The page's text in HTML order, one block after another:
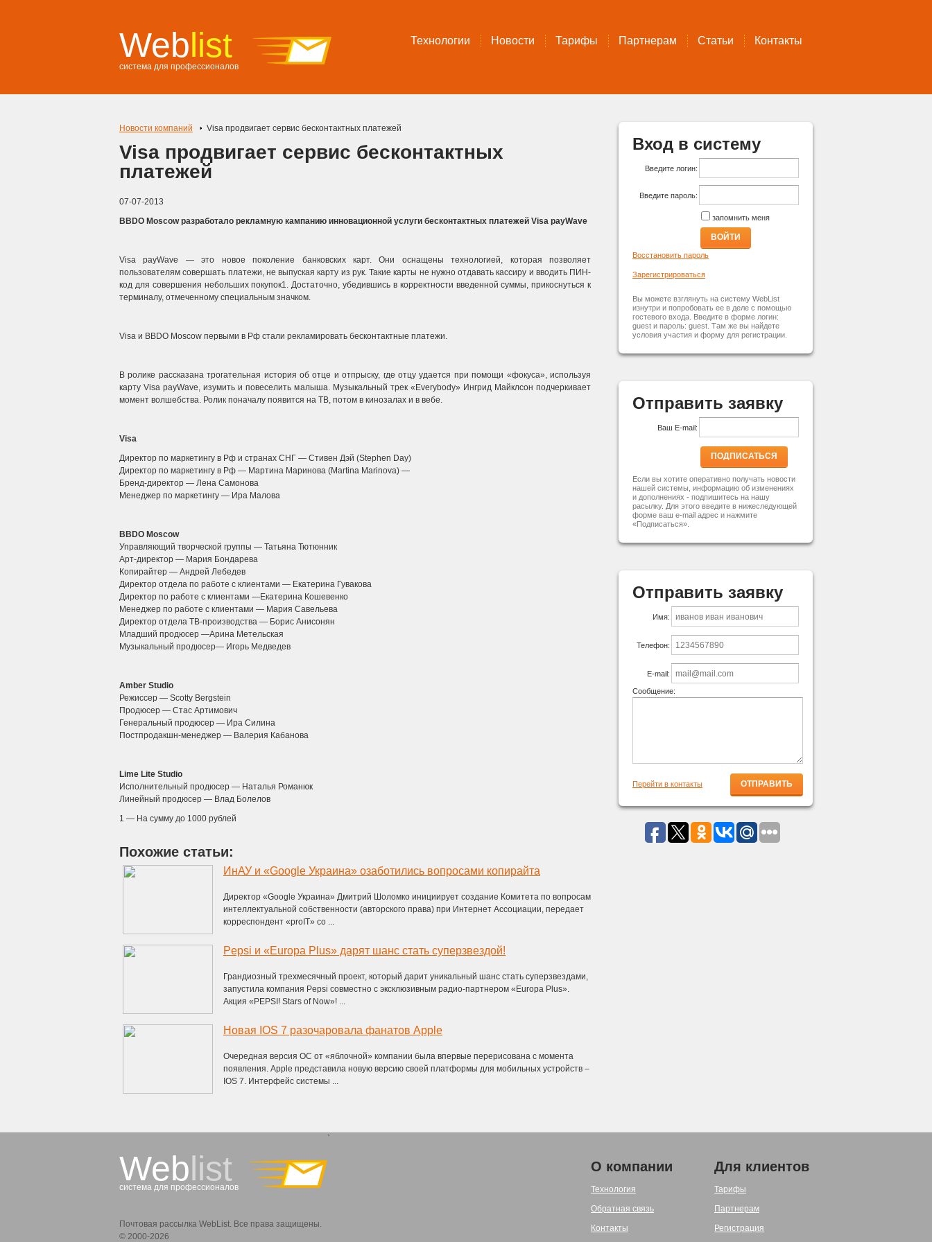
Weblist
система для профессионалов
Технологии Новости Тарифы Партнерам Статьи Контакты
Новости компаний Visa продвигает сервис бесконтактных платежей
Visa продвигает сервис бесконтактных
платежей
07-07-2013
BBDO Moscow разработало рекламную кампанию инновационной услуги бесконтактных платежей Visa payWave
Visa payWave — это новое поколение банковских карт. Они оснащены технологией, которая позволяет
пользователям совершать платежи, не выпуская карту из рук. Такие карты не нужно отдавать кассиру и вводить ПИН-
код для совершения небольших покупок1. Достаточно, убедившись в корректности введенной суммы, прикоснуться к
терминалу, отмеченному специальным значком.
Visa и BBDO Moscow первыми в Рф стали рекламировать бесконтактные платежи.
В ролике рассказана трогательная история об отце и отпрыску, где отцу удается при помощи «фокуса», используя
карту Visa payWave, изумить и повеселить малыша. Музыкальный трек «Everybody» Ингрид Майклсон подчеркивает
момент волшебства. Ролик поначалу появится на ТВ, потом в кинозалах и в вебе.
Visa
Директор по маркетингу в Рф и странах СНГ — Стивен Дэй (Stephen Day)
Директор по маркетингу в Рф — Мартина Маринова (Martina Marinova) —
Бренд-директор — Лена Самонова
Менеджер по маркетингу — Ира Малова
BBDO Moscow
Управляющий творческой группы — Татьяна Тютюнник
Арт-директор — Мария Бондарева
Копирайтер — Андрей Лебедев
Директор отдела по работе с клиентами — Екатерина Гувакова
Директор по работе с клиентами —Екатерина Кошевенко
Менеджер по работе с клиентами — Мария Савельева
Директор отдела ТВ-производства — Борис Анисонян
Младший продюсер —Арина Метельская
Музыкальный продюсер— Игорь Медведев
Amber Studio
Режиссер — Scotty Bergstein
Продюсер — Стас Артимович
Генеральный продюсер — Ира Силина
Постпродакшн-менеджер — Валерия Кабанова
Lime Lite Studio
Исполнительный продюсер — Наталья Романюк
Линейный продюсер — Влад Болелов
1 — На сумму до 1000 рублей
Похожие статьи:
ИнАУ и «Google Украина» озаботились вопросами копирайта
Директор «Google Украина» Дмитрий Шоломко инициирует создание Комитета по вопросам
интеллектуальной собственности (авторского права) при Интернет Ассоциации, передает
корреспондент «proIT» со ...
Pepsi и «Europa Plus» дарят шанс стать суперзвездой!
Грандиозный трехмесячный проект, который дарит уникальный шанс стать суперзвездами,
запустила компания Pepsi совместно с эксклюзивным радио-партнером «Europa Plus».
Акция «PEPSI! Stars of Now»! ...
Новая IOS 7 разочаровала фанатов Apple
Очередная версия ОС от «яблочной» компании была впервые перерисована с момента
появления. Apple представила новую версию своей платформы для мобильных устройств –
IOS 7. Интерфейс системы ...
Вход в систему
Введите логин:
Введите пароль:
запомнить меня
ВОЙТИ
Восстановить пароль
Зарегистрироваться
Вы можете взглянуть на систему WebList
изнутри и попробовать ее в деле с помощью
гостевого входа. Введите в форме логин:
guest и пароль: guest. Там же вы найдете
условия участия и форму для регистрации.
Отправить заявку
Ваш E-mail:
ПОДПИСАТЬСЯ
Если вы хотите оперативно получать новости
нашей системы, информацию об изменениях
и дополнениях - подпишитесь на нашу
расылку. Для этого введите в нижеследующей
форме ваш e-mail адрес и нажмите
«Подписаться».
Отправить заявку
Имя:
Телефон:
E-mail:
Сообщение:
Перейти в контакты
Weblist
система для профессионалов
`
Почтовая рассылка WebList. Все права защищены.
© 2000-2026
О компании
Технология
Обратная связь
Контакты
Для клиентов
Тарифы
Партнерам
Регистрация